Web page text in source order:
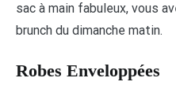
sac à main fabuleux, vous
brunch du dimanche matin.
Robes Enveloppées